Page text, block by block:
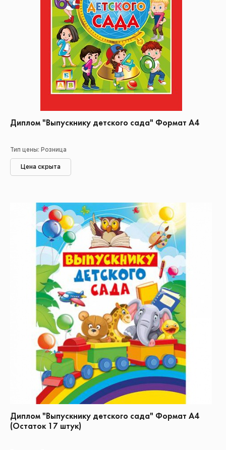
Диплом "Выпускнику детского сада" Формат А4
Тип цены: Розница
Цена скрыта
Диплом "Выпускнику детского сада" Формат А4
(Остаток 17 штук)